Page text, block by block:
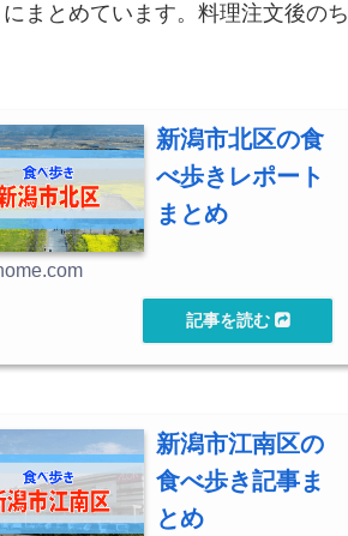
まとめています。料理注文後のち
新潟市北区の食
べ歩きレポート
まとめ
新潟市江南区の
食べ歩き記事ま
とめ